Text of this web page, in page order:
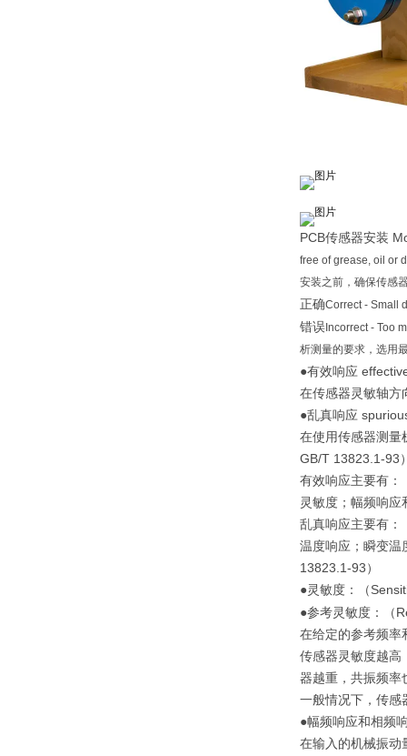
PCB传感器安装
free of grease, oil or
安装之前，确保传感
正确Correct - Small
错误 Incorrect - Too
析测量的要求，选用
●有效响应
在传感器灵敏轴方
●乱真响应
在使用传感器测量
GB/T 13823.1-93
有效响应主要有：
灵敏度；幅频响
乱真响应主要有：
温度响应；瞬变温
13823.1-93）
●灵敏度：（
●参考灵敏度：（
在给定的参考频率
传感器灵敏度越高
器越重，共振频率
一般情况下，传感
●幅频响应和相频
在输入的机械振动